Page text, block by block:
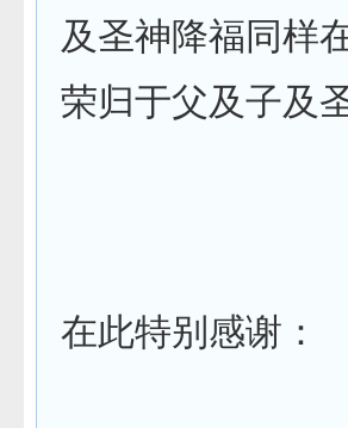
及圣神降福同样
荣归于父及子及
在此特别感谢：